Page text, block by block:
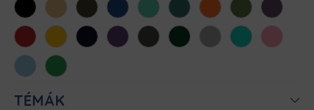
FeketeHomokKhaki KirálykékMentaMéregzöld
NarancsOliva Padlizsán
Piros SárgaSötétkékSötétlilaSötétszürke
SötétzöldSportszürke
Türkiz
Világos
rózsaszín
Világoskék
Zöld
TÉMÁK